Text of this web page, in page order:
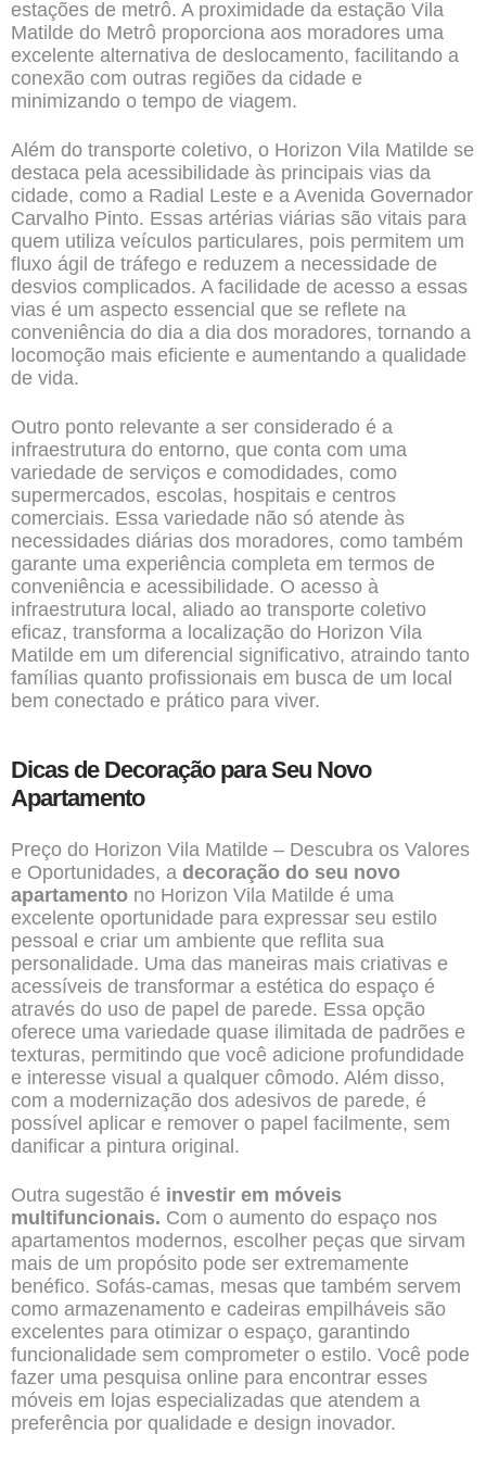
estações de metrô. A proximidade da estação Vila
Matilde do Metrô proporciona aos moradores uma
excelente alternativa de deslocamento, facilitando a
conexão com outras regiões da cidade e
minimizando o tempo de viagem.
Além do transporte coletivo, o Horizon Vila Matilde se
destaca pela acessibilidade às principais vias da
cidade, como a Radial Leste e a Avenida Governador
Carvalho Pinto. Essas artérias viárias são vitais para
quem utiliza veículos particulares, pois permitem um
fluxo ágil de tráfego e reduzem a necessidade de
desvios complicados. A facilidade de acesso a essas
vias é um aspecto essencial que se reflete na
conveniência do dia a dia dos moradores, tornando a
locomoção mais eficiente e aumentando a qualidade
de vida.
Outro ponto relevante a ser considerado é a
infraestrutura do entorno, que conta com uma
variedade de serviços e comodidades, como
supermercados, escolas, hospitais e centros
comerciais. Essa variedade não só atende às
necessidades diárias dos moradores, como também
garante uma experiência completa em termos de
conveniência e acessibilidade. O acesso à
infraestrutura local, aliado ao transporte coletivo
eficaz, transforma a localização do Horizon Vila
Matilde em um diferencial significativo, atraindo tanto
famílias quanto profissionais em busca de um local
bem conectado e prático para viver.
Dicas de Decoração para Seu Novo
Apartamento
Preço do Horizon Vila Matilde – Descubra os Valores
e Oportunidades, a decoração do seu novo
apartamento no Horizon Vila Matilde é uma
excelente oportunidade para expressar seu estilo
pessoal e criar um ambiente que reflita sua
personalidade. Uma das maneiras mais criativas e
acessíveis de transformar a estética do espaço é
através do uso de papel de parede. Essa opção
oferece uma variedade quase ilimitada de padrões e
texturas, permitindo que você adicione profundidade
e interesse visual a qualquer cômodo. Além disso,
com a modernização dos adesivos de parede, é
possível aplicar e remover o papel facilmente, sem
danificar a pintura original.
Outra sugestão é investir em móveis
multifuncionais. Com o aumento do espaço nos
apartamentos modernos, escolher peças que sirvam
mais de um propósito pode ser extremamente
benéfico. Sofás-camas, mesas que também servem
como armazenamento e cadeiras empilháveis são
excelentes para otimizar o espaço, garantindo
funcionalidade sem comprometer o estilo. Você pode
fazer uma pesquisa online para encontrar esses
móveis em lojas especializadas que atendem a
preferência por qualidade e design inovador.